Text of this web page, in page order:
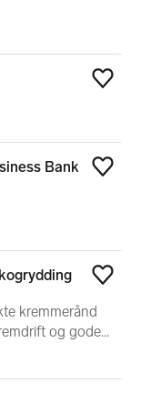
Bank
kremmerånd
og gode